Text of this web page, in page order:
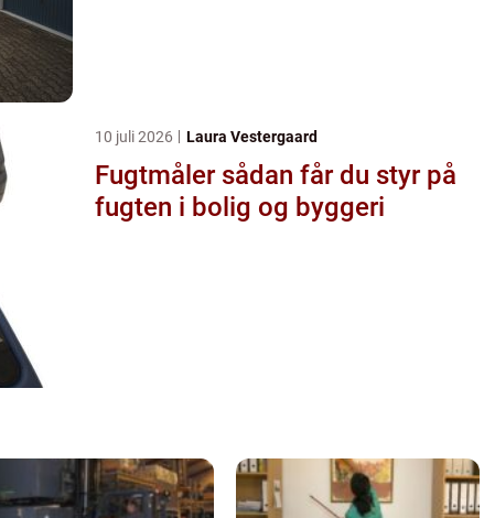
10 juli 2026 Laura Vestergaard
Fugtmåler sådan får du styr på
fugten i bolig og byggeri